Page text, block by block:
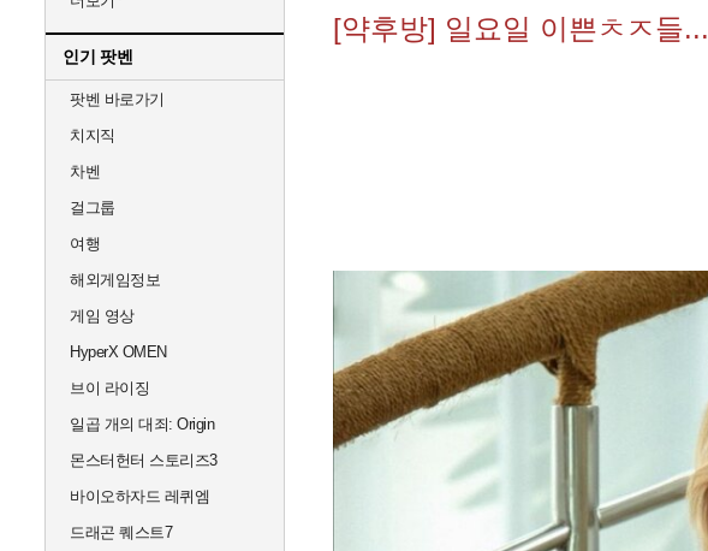
인기 팟벤
팟벤 바로가기
치지직
차벤
걸그룹
여행
해외게임정보
게임 영상
HyperX OMEN
브이 라이징
일곱 개의 대죄: Origin
몬스터헌터 스토리즈3
바이오하자드 레퀴엠
드래곤 퀘스트7
[약후방] 일요일 이쁜ㅊㅈ들...